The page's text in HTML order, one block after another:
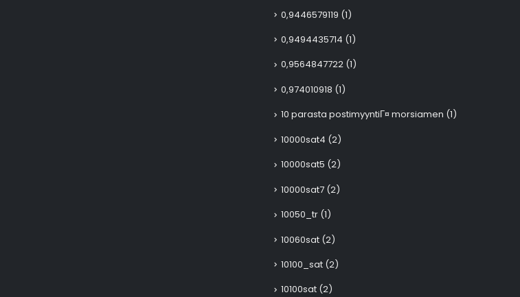
0,9446579119 (1)
0,9494435714 (1)
0,9564847722 (1)
0,974010918 (1)
10 parasta postimyyntiГ¤ morsiamen (1)
10000sat4 (2)
10000sat5 (2)
10000sat7 (2)
10050_tr (1)
10060sat (2)
10100_sat (2)
10100sat (2)